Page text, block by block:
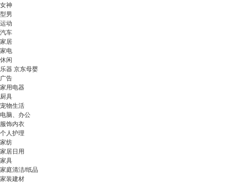
女神
型男
运动
汽车
家居
家电
休闲
乐器 京东母婴
广告
家用电器
厨具
宠物生活
电脑、办公
服饰内衣
个人护理
家纺
家居日用
家具
家庭清洁/纸品
家装建材